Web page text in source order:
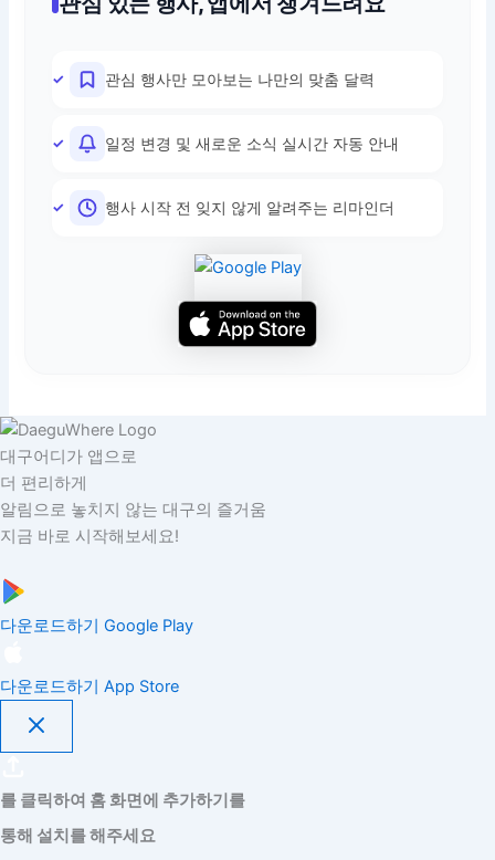
관심 행사만 모아보는 나만의 맞춤 달력
일정 변경 및 새로운 소식 실시간 자동 안내
행사 시작 전 잊지 않게 알려주는 리마인더
대구어디가 앱으로
더 편리하게
알림으로 놓치지 않는 대구의 즐거움
지금 바로 시작해보세요!
다운로드하기 Google Play
다운로드하기 App Store
를 클릭하여 홈 화면에 추가하기를
통해 설치를 해주세요